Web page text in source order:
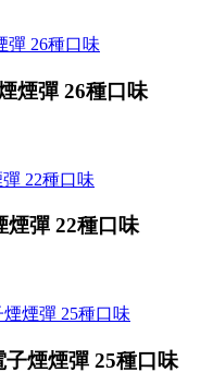
煙彈 26種口味
煙彈 22種口味
煙煙彈 25種口味